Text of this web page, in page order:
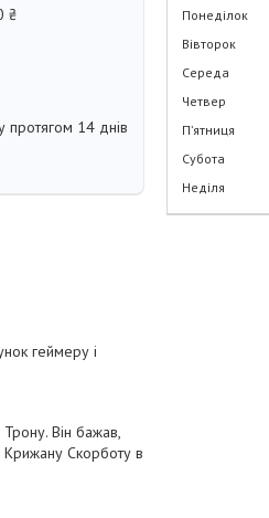
₴
протягом 14 днів
геймеру і
Він бажав,
Скорботу в
Понеділок
Вівторок
Середа
Четвер
Пʼятниця
Субота
Неділя